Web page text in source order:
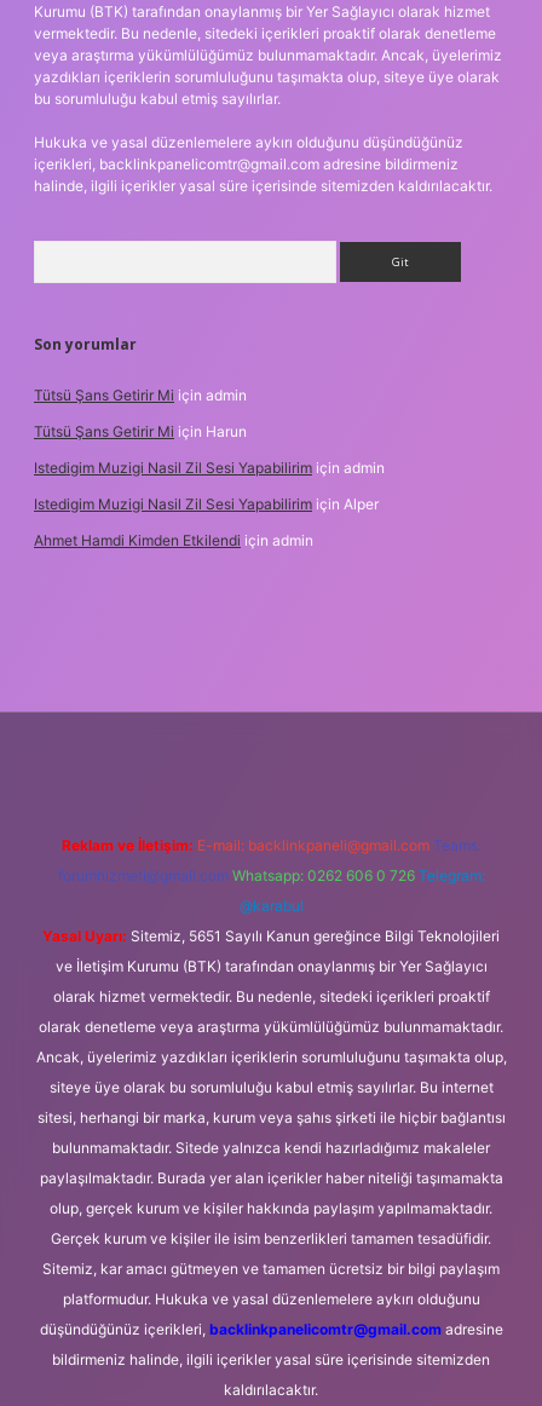
Kurumu (BTK) tarafından onaylanmış bir Yer Sağlayıcı olarak hizmet
vermektedir. Bu nedenle, sitedeki içerikleri proaktif olarak denetleme
veya araştırma yükümlülüğümüz bulunmamaktadır. Ancak, üyelerimiz
yazdıkları içeriklerin sorumluluğunu taşımakta olup, siteye üye olarak
bu sorumluluğu kabul etmiş sayılırlar.
Hukuka ve yasal düzenlemelere aykırı olduğunu düşündüğünüz
içerikleri, backlinkpanelicomtr@gmail.com adresine bildirmeniz
halinde, ilgili içerikler yasal süre içerisinde sitemizden kaldırılacaktır.
Son yorumlar
Tütsü Şans Getirir Mi için admin
Tütsü Şans Getirir Mi için Harun
Istedigim Muzigi Nasil Zil Sesi Yapabilirim için admin
Istedigim Muzigi Nasil Zil Sesi Yapabilirim için Alper
Ahmet Hamdi Kimden Etkilendi için admin
Reklam ve İletişim: E-mail: backlinkpaneli@gmail.com Teams:
forumhizmeti@gmail.com Whatsapp: 0262 606 0 726 Telegram:
@karabul
Yasal Uyarı: Sitemiz, 5651 Sayılı Kanun gereğince Bilgi Teknolojileri
ve İletişim Kurumu (BTK) tarafından onaylanmış bir Yer Sağlayıcı
olarak hizmet vermektedir. Bu nedenle, sitedeki içerikleri proaktif
olarak denetleme veya araştırma yükümlülüğümüz bulunmamaktadır.
Ancak, üyelerimiz yazdıkları içeriklerin sorumluluğunu taşımakta olup,
siteye üye olarak bu sorumluluğu kabul etmiş sayılırlar. Bu internet
sitesi, herhangi bir marka, kurum veya şahıs şirketi ile hiçbir bağlantısı
bulunmamaktadır. Sitede yalnızca kendi hazırladığımız makaleler
paylaşılmaktadır. Burada yer alan içerikler haber niteliği taşımamakta
olup, gerçek kurum ve kişiler hakkında paylaşım yapılmamaktadır.
Gerçek kurum ve kişiler ile isim benzerlikleri tamamen tesadüfidir.
Sitemiz, kar amacı gütmeyen ve tamamen ücretsiz bir bilgi paylaşım
platformudur. Hukuka ve yasal düzenlemelere aykırı olduğunu
düşündüğünüz içerikleri, backlinkpanelicomtr@gmail.comadresine
bildirmeniz halinde, ilgili içerikler yasal süre içerisinde sitemizden
kaldırılacaktır.